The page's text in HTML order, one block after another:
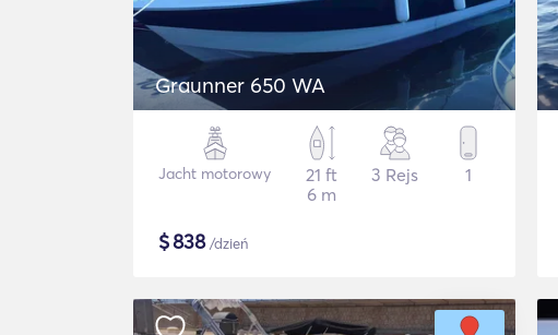
Graunner 650 WA
Jacht motorowy
21 ft
6 m
3 Rejs 1
$838/dzień